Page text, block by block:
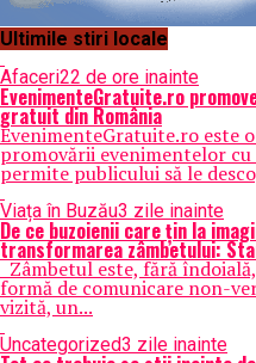
Ultimile stiri locale
Afaceri22 de ore inainte
EvenimenteGratuite.ro
gratuit din România
EvenimenteGratuite.ro este
promovării evenimentelor
permite publicului să le
Viața în Buzău3 zile inainte
De ce buzoienii care țin la
transformarea zâmbetului:
Zâmbetul este, fără
formă de comunicare non-
vizită, un...
Uncategorized3 zile inainte